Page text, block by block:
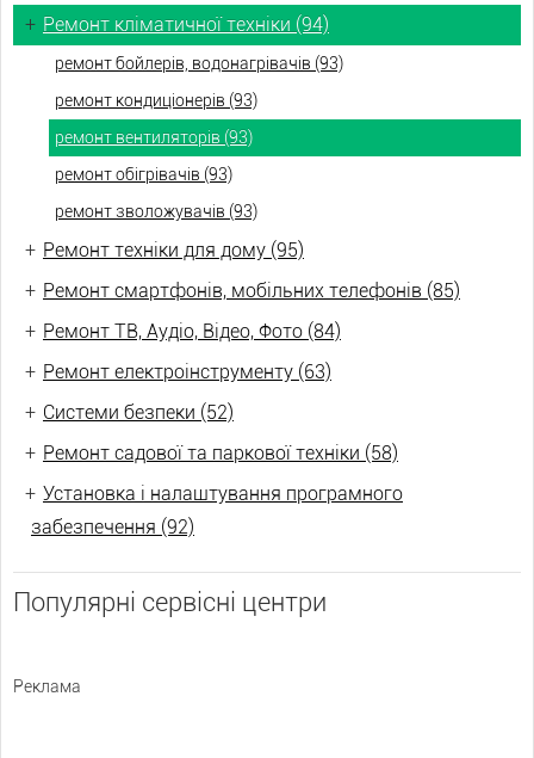
+ Ремонт кліматичної техніки (94)
ремонт бойлерів, водонагрівачів (93)
ремонт кондиціонерів (93)
ремонт вентиляторів (93)
ремонт обігрівачів (93)
ремонт зволожувачів (93)
+ Ремонт техніки для дому (95)
+ Ремонт смартфонів, мобільних телефонів (85)
+ Ремонт ТВ, Аудіо, Відео, Фото (84)
+ Ремонт електроінструменту (63)
+ Системи безпеки (52)
+ Ремонт садової та паркової техніки (58)
+ Установка і налаштування програмного
забезпечення (92)
Популярні сервісні центри
Реклама